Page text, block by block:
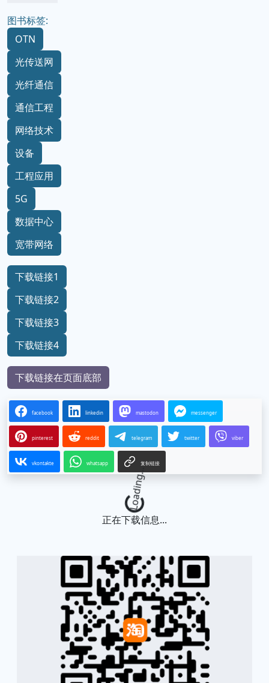
图书标签:
OTN
光传送网
光纤通信
通信工程
网络技术
设备
工程应用
5G
数据中心
宽带网络
下载链接1
下载链接2
下载链接3
下载链接4
下载链接在页面底部
facebook linkedin mastodon messenger
pinterest reddit telegram twitter viber
vkontakte whatsapp 复制链接
Loading...
正在下载信息...